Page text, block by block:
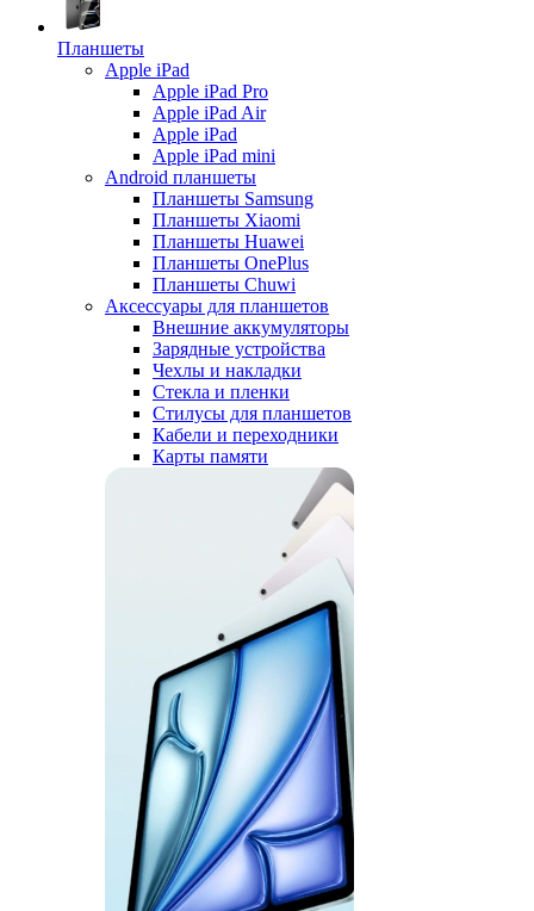
Планшеты
Apple iPad
Apple iPad Pro
Apple iPad Air
Apple iPad
Apple iPad mini
Android планшеты
Планшеты Samsung
Планшеты Xiaomi
Планшеты Huawei
Планшеты OnePlus
Планшеты Chuwi
Аксессуары для планшетов
Внешние аккумуляторы
Зарядные устройства
Чехлы и накладки
Стекла и пленки
Стилусы для планшетов
Кабели и переходники
Карты памяти